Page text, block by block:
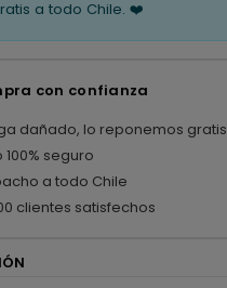
a todo Chile. ❤️
con confianza
dañado, lo reponemos gratis
100% seguro
a todo Chile
clientes satisfechos